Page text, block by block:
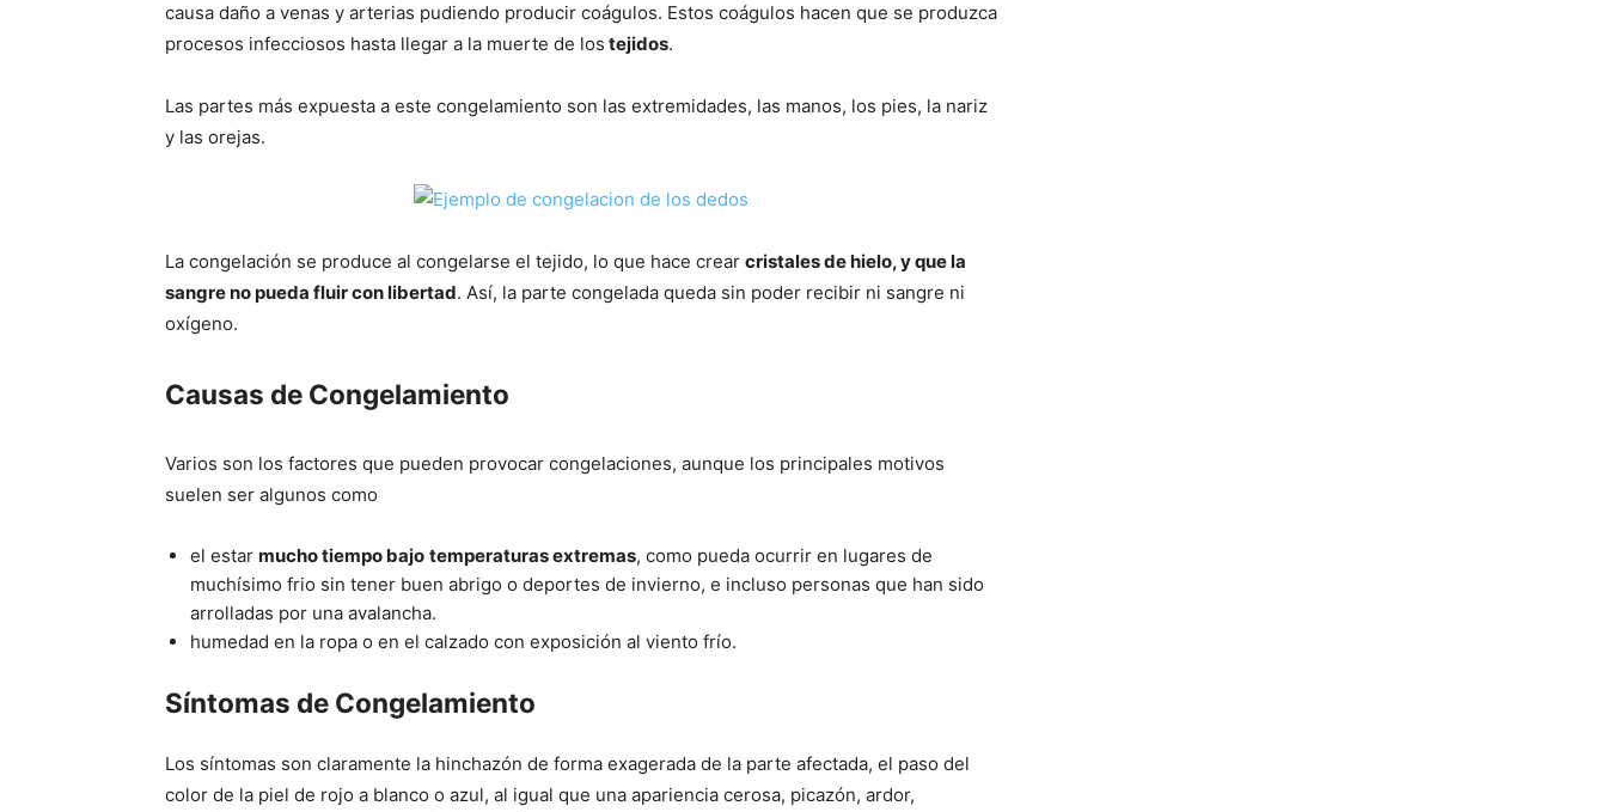
causa daño a venas y arterias pudiendo producir coágulos. Estos coágulos hacen que se produzca
procesos infecciosos hasta llegar a la muerte de los tejidos.
Las partes más expuesta a este congelamiento son las extremidades, las manos, los pies, la nariz
y las orejas.
La congelación se produce al congelarse el tejido, lo que hace crear cristales de hielo, y que la
sangre no pueda fluir con libertad. Así­, la parte congelada queda sin poder recibir ni sangre ni
oxí­geno.
Causas de Congelamiento
Varios son los factores que pueden provocar congelaciones, aunque los principales motivos
suelen ser algunos como
el estar mucho tiempo bajo temperaturas extremas, como pueda ocurrir en lugares de
muchísimo frio sin tener buen abrigo o deportes de invierno, e incluso personas que han sido
arrolladas por una avalancha.
humedad en la ropa o en el calzado con exposición al viento frí­o.
Síntomas de Congelamiento
Los sí­ntomas son claramente la hinchazón de forma exagerada de la parte afectada, el paso del
color de la piel de rojo a blanco o azul, al igual que una apariencia cerosa, picazón, ardor,